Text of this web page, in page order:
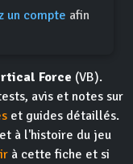
un compte afin
Force (VB).
avis et notes sur
et guides détaillés.
à l'histoire du jeu
à cette fiche et si